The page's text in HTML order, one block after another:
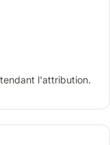
l'attribution.